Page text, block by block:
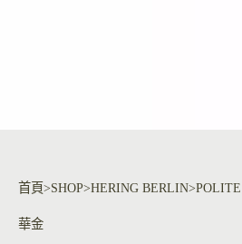
首頁 SHOP HERING BERLIN
華金